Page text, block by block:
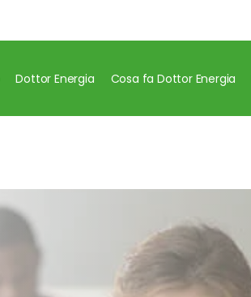
Dottor Energia Cosa fa Dottor Energia